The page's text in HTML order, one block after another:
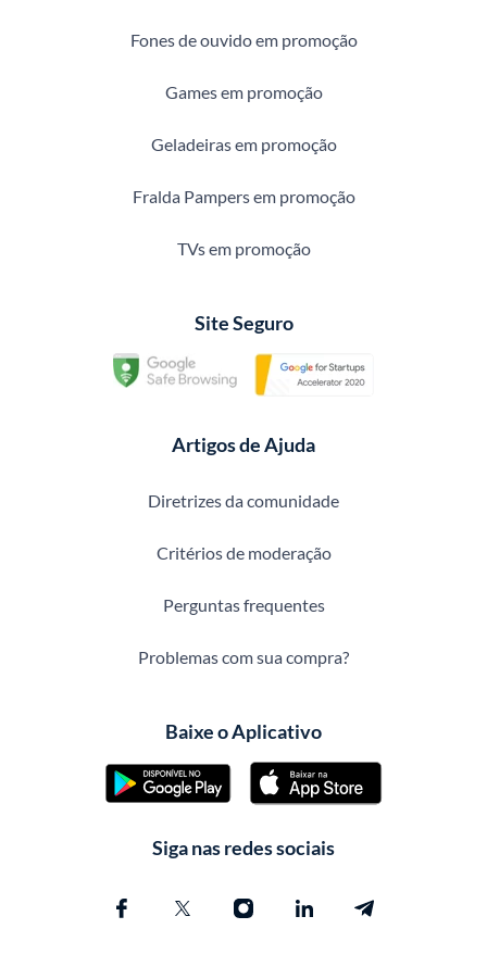
Fones de ouvido em promoção
Games em promoção
Geladeiras em promoção
Fralda Pampers em promoção
TVs em promoção
Site Seguro
Artigos de Ajuda
Diretrizes da comunidade
Critérios de moderação
Perguntas frequentes
Problemas com sua compra?
Baixe o Aplicativo
Siga nas redes sociais